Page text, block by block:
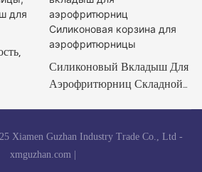
Силиконовый Вкладыш Для
Аэрофритюрниц Складной
Силиконовая Корзина Для
Аэрофритюрницы
Xiamen Guzhan Industry Trade Co., Ltd -
xmguzhan.com |